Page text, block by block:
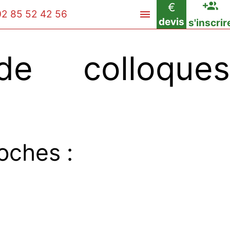
85 52 42 56
€
devis
colloques
: